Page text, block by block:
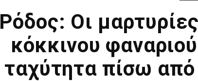
Ρόδος: Οι
κόκκινου
ταχύτητα πίσω από